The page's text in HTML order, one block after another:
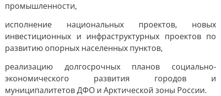
промышленности,
исполнение национальных проектов, новых
инвестиционных и инфраструктурных проектов по
развитию опорных населенных пунктов,
реализацию долгосрочных планов социально-
экономического развития городов и
муниципалитетов ДФО и Арктической зоны России.